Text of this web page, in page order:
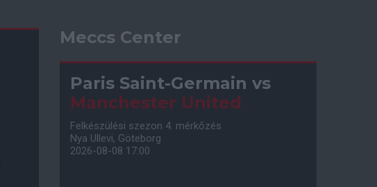
Meccs Center
Paris Saint-Germain vs
Manchester United
Felkészülési szezon 4. mérkőzés
Nya Ullevi, Göteborg
2026-08-08 17:00